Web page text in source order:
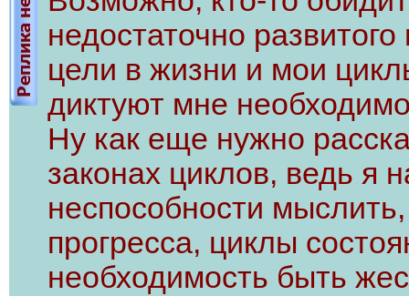
недостаточно
цели в жизни и мои
диктуют мне
Ну как еще нужно
законах циклов, ведь я
неспособности
прогресса, циклы
необходимость быть